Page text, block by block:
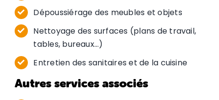
Dépoussiérage des meubles et objets
Nettoyage des surfaces (plans de travail,
tables, bureaux…)
Entretien des sanitaires et de la cuisine
Autres services associés